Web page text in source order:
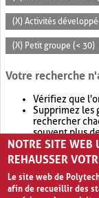
(X) Activités
(X) Petit groupe (< 30)
Votre recherche
Vérifiez que
Supprimez les
rechercher
souvent plus
Envisagez
retournera
NOTRE SITE WEB
REHAUSSER
Le site web de
afin de recueillir des